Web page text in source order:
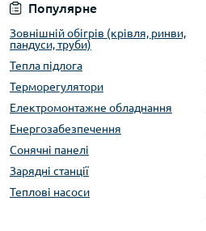
Популярне
Зовнішній обігрів (крівля, ринви,
пандуси, труби)
Тепла підлога
Терморегулятори
Електромонтажне обладнання
Енергозабезпечення
Сонячні панелі
Зарядні станції
Теплові насоси